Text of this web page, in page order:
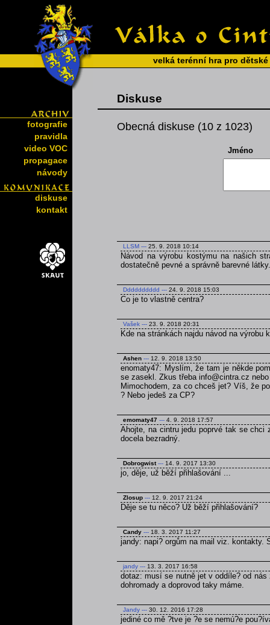
velká terénní hra pro
fotografie
pravidla
video VOC
propagace
návody
diskuse
kontakt
Diskuse
Obecná diskuse (10 z 1023)
Jméno
LLSM --- 25. 9. 2018 10:14
Návod na výrobu kostýmu na našich
dostatečně pevné a správně barevné látky.
Dddddddddd --- 24. 9. 2018 15:03
Co je to vlastně centra?
Vašek --- 23. 9. 2018 20:31
Kde na stránkách najdu návod na výrobu
Ashen --- 12. 9. 2018 13:50
enomaty47: Myslím, že tam je někde
se zasekl. Zkus třeba info@cintra.cz
Mimochodem, za co chceš jet? Víš, že
? Nebo jedeš za CP?
emomaty47 --- 4. 9. 2018 17:57
Ahojte, na cintru jedu poprvé tak se chci
docela bezradný.
Dobrogwist --- 14. 9. 2017 13:30
jo, děje, už běží přihlašování ...
Zlosup --- 12. 9. 2017 21:24
Děje se tu něco? Už běží přihlašování?
Candy --- 18. 3. 2017 11:27
jandy: napi? orgům na mail viz. kontakty.
jandy --- 13. 3. 2017 16:58
dotaz: musí se nutně jet v oddíle? od
dohromady a doprovod taky máme.
Jandy --- 30. 12. 2016 17:28
jediné co mě ?tve je ?e se nemú?e